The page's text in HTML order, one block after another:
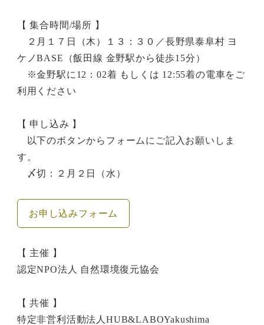
【 集合時間/場所 】
２月１７日（木）１３：３０／長野県泰阜村 ヨ
ケノBASE（飯田線 金野駅から徒歩15分）
※金野駅に12：02着 もしくは 12:55着の電車をご
利用ください
【 申し込み 】
以下のボタンからフォームにご記入お願いしま
す。
〆切：２月２日（水）
お申し込みフォーム
【 主催 】
認定NPO法人 自然環境復元協会
【 共催 】
特定非営利活動法人HUB&LABOYakushima